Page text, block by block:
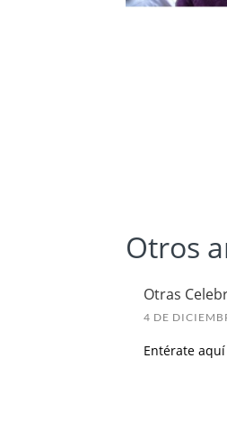
Otros
Otras
4 DE
Entérate